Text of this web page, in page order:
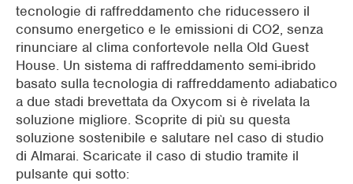
tecnologie di raffreddamento che riducessero il
consumo energetico e le emissioni di CO2, senza
rinunciare al clima confortevole nella Old Guest
House. Un sistema di raffreddamento semi-ibrido
basato sulla tecnologia di raffreddamento adiabatico
a due stadi brevettata da Oxycom si è rivelata la
soluzione migliore. Scoprite di più su questa
soluzione sostenibile e salutare nel caso di studio
di Almarai. Scaricate il caso di studio tramite il
pulsante qui sotto: